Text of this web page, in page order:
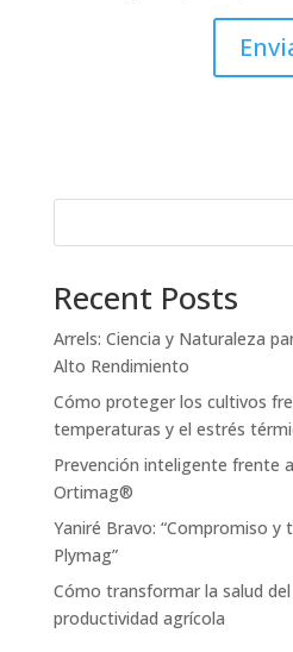
Recent Posts
Arrels: Ciencia y Naturaleza
Alto Rendimiento
Cómo proteger los cultivos
temperaturas y el estrés
Prevención inteligente frente
Ortimag®
Yaniré Bravo: “Compromiso y
Plymag”
Cómo transformar la salud
productividad agrícola